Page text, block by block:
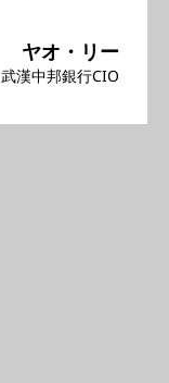
ヤオ・リー
武漢中邦銀行CIO